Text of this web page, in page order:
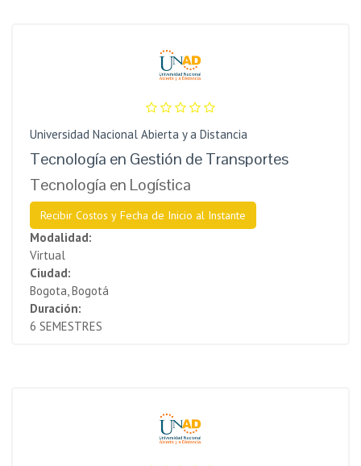
Universidad Nacional Abierta y a Distancia
Tecnología en Gestión de Transportes
Tecnología en Logística
Recibir Costos y Fecha de Inicio al Instante
Modalidad:
Virtual
Ciudad:
Bogota, Bogotá
Duración:
6 SEMESTRES